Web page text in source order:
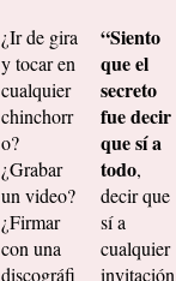
¿Ir de gira
y tocar en
cualquier
chinchorr
o?
¿Grabar
un video?
¿Firmar
con una
discográfi
“Siento
que el
secreto
fue decir
que sí a
todo,
decir que
sí a
cualquier
invitación